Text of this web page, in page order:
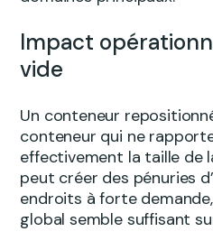
Impact
vide
Un conteneur
conteneur qui ne
effectivement la taille
peut créer des pénuries
endroits à forte
global semble suffisant